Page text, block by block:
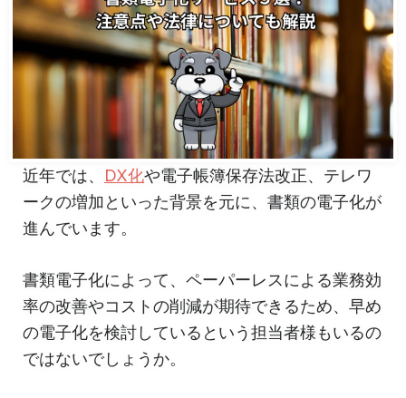
近年では、 DX化や電子帳簿保存法改正、テレワ
ークの増加といった背景を元に、書類の電子化が
進んでいます。
書類電子化によって、ペーパーレスによる業務効
率の改善やコストの削減が期待できるため、早め
の電子化を検討しているという担当者様もいるの
ではないでしょうか。